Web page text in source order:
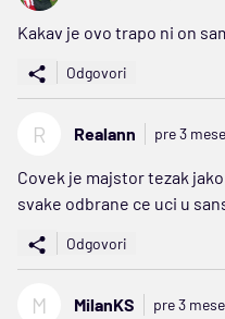
Kakav je ovo trapo ni on
Odgovori
R Realann pre 3
Covek je majstor tezak
svake odbrane ce uci u
Odgovori
M MilanKS pre 3